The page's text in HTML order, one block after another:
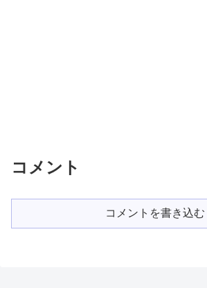
コメント
コメントを書き込む